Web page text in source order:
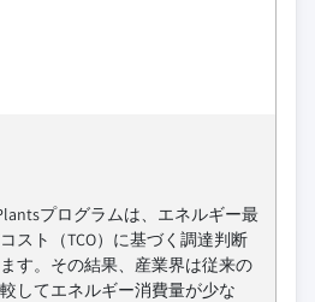
プログラムは、エネルギー最
スト（TCO）に基づく調達判断
す。その結果、産業界は従来の
してエネルギー消費量が少な